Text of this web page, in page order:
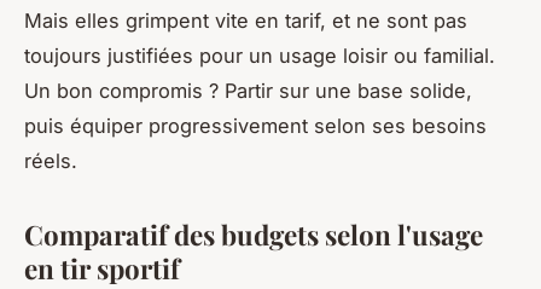
Mais elles grimpent vite en tarif, et ne sont pas
toujours justifiées pour un usage loisir ou familial.
Un bon compromis ? Partir sur une base solide,
puis équiper progressivement selon ses besoins
réels.
Comparatif des budgets selon l'usage
en tir sportif